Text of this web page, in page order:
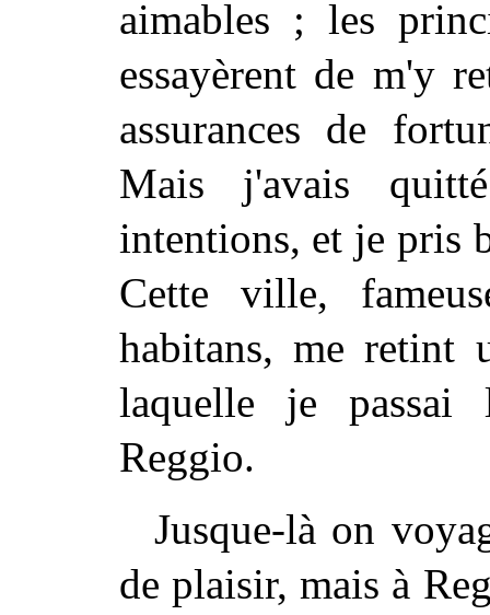
aimables ; les
essayèrent de m'y
assurances de
Mais j'avais
intentions, et je pris
Cette ville,
habitans, me retint
laquelle je
Reggio.
Jusque-là on
de plaisir, mais à